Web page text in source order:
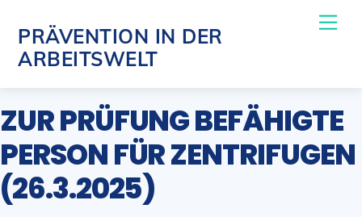
content
PRÄVENTION IN DER
ARBEITSWELT
ZUR PRÜFUNG BEFÄHIGTE
PERSON FÜR ZENTRIFUGEN
(26.3.2025)